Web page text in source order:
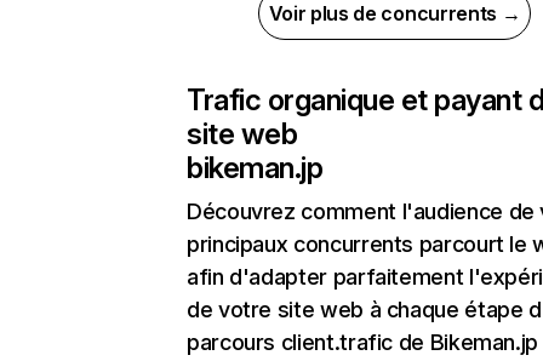
Voir plus de concurrents →
Trafic organique et payant
site web
bikeman.jp
Découvrez comment l'audience de
principaux concurrents parcourt le
afin d'adapter parfaitement
de votre site web à chaque étape
parcours client.trafic de Bikeman.jp